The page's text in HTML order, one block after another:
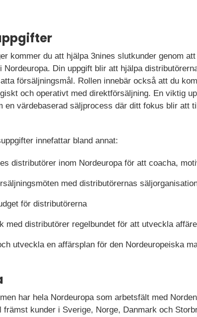
kommer du att hjälpa 3nines slutkunder genom
Din uppgift blir att hjälpa
försäljningsmål. Rollen innebär också att du
och operativt med direktförsäljning. En viktig
en värdebaserad säljprocess där ditt fokus blir att
innefattar bland annat:
distributörer inom Nordeuropa för att coacha,
med distributörernas
för distributörerna
med distributörer regelbundet för att utveckla
utveckla en affärsplan för den Nordeuropeiska
har hela Nordeuropa som arbetsfält med
kunder i Sverige, Norge, Danmark och